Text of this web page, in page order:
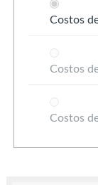
Costos
Costos
Costos